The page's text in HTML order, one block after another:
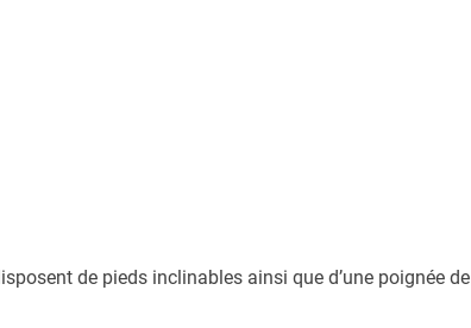
de pieds inclinables ainsi que d’une poignée de